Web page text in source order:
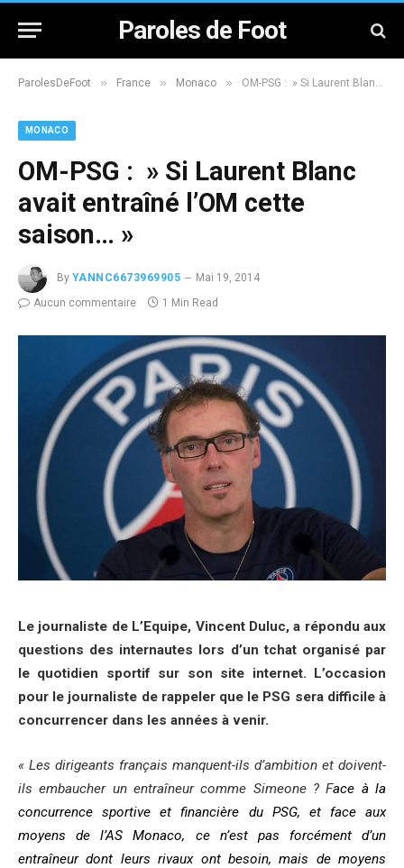
Paroles de Foot
ParolesDeFoot » France » Monaco » OM-PSG : » Si Laurent Blanc avait entraîné l’OM cette saison… »
MONACO
OM-PSG : » Si Laurent Blanc
avait entraîné l’OM cette
saison… »
By YANNC6673969905
Mai 19, 2014
Aucun commentaire
1 Min Read
Le journaliste de L’Equipe, Vincent Duluc, a répondu aux
questions des internautes lors d’un tchat organisé par
le quotidien sportif sur son site internet. L’occasion
pour le journaliste de rappeler que le PSG sera difficile à
concurrencer dans les années à venir.
« Les dirigeants français manquent-ils d’ambition et doivent-
ils embaucher un entraîneur comme Simeone ? Face à la
concurrence sportive et financière du PSG, et face aux
moyens de l’AS Monaco, ce n’est pas forcément d’un
entraîneur dont leurs rivaux ont besoin, mais de moyens